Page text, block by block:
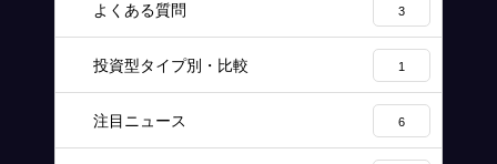
よくある質問 3
投資型タイプ別・比較 1
注目ニュース 6